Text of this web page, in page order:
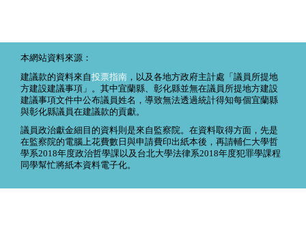
本網站資料來源：
建議款的資料來自投票指南 ，以及各地方政府主計處「議員所提地
方建設建議事項」。其中宜蘭縣、彰化縣並無在議員所提地方建設
建議事項文件中公布議員姓名，導致無法透過統計得知每個宜蘭縣
與彰化縣議員在建議款的貢獻。
議員政治獻金細目的資料則是來自監察院。在資料取得方面，先是
在監察院的電腦上花費數日與申請費印出紙本後，再請輔仁大學哲
學系2018年度政治哲學課以及台北大學法律系2018年度犯罪學課程
同學幫忙將紙本資料電子化。